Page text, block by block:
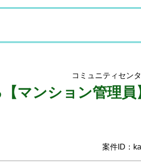
コミュニティセン
マンション管理員
案件ID：